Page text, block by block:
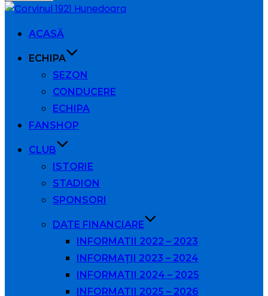
Sari
conținutACASĂ
ECHIPA
SEZON
CONDUCERE
ECHIPA
FANSHOP
CLUB
ISTORIE
STADION
SPONSORI
DATE FINANCIARE
INFORMATII 2022 – 2023
INFORMAȚII 2023 – 2024
INFORMATII 2024 – 2025
INFORMATII 2025 – 2026